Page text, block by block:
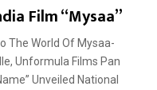
Film “Mysaa”
The World Of Mysaa-
Unformula Films Pan
Unveiled National